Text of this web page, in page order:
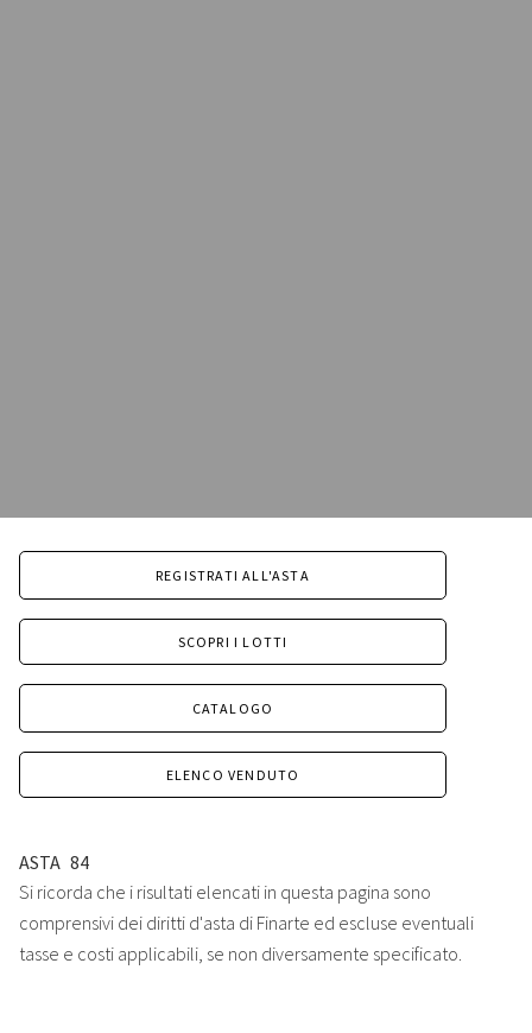
REGISTRATI ALL'ASTA
SCOPRI I LOTTI
CATALOGO
ELENCO VENDUTO
ASTA 84
Si ricorda che i risultati elencati in questa pagina sono
comprensivi dei diritti d'asta di Finarte ed escluse eventuali
tasse e costi applicabili, se non diversamente specificato.